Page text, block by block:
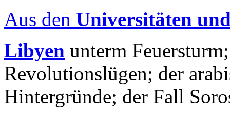
Aus den Universitäten
Libyen unterm
Revolutionslügen; der
Hintergründe; der Fall